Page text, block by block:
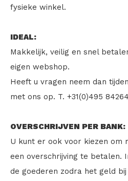
fysieke winkel.
IDEAL:
Makkelijk, veilig en snel
eigen webshop.
Heeft u vragen neem dan
met ons op. T. +31(0)495
OVERSCHRIJVEN PER BANK:
U kunt er ook voor kiezen om
een overschrijving te betalen.
de goederen zodra het geld